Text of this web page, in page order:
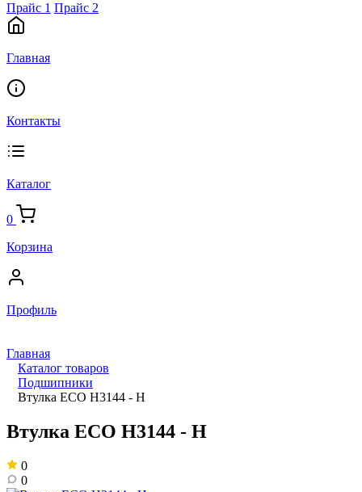
Прайс 1 Прайс 2
Главная
Контакты
Каталог
0
Корзина
Профиль
Главная
Каталог товаров
Подшипники
Втулка ECO H3144 - H
Втулка ECO H3144 - H
0
0